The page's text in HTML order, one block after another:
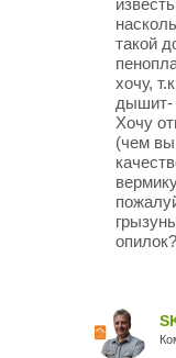
такой
хочу,
дышит-
Хочу
(чем вы
опилок?